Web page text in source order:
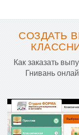
СОЗДАТЬ
Как заказать
Гнивань